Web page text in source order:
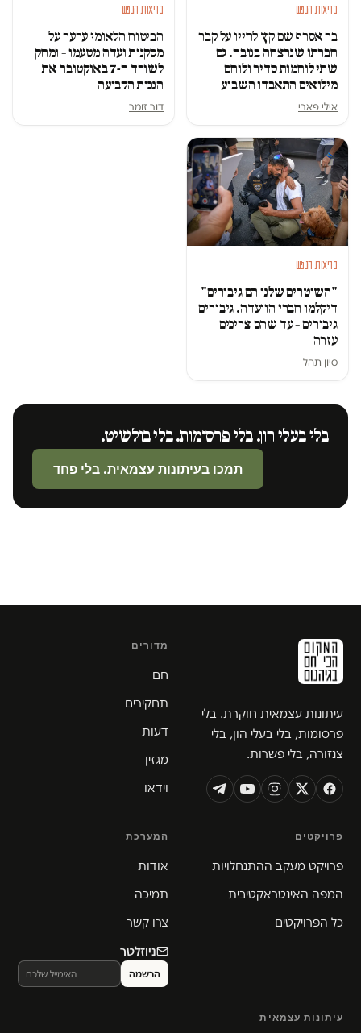
בריאות הנפש
בר אסרף שם קץ לחייו על קבר
חברתו שנרצחה בנובה. גם
שתי לוחמות סדיר ולוחם
מילואים התאבדו השבוע
אילי פארי
בריאות הנפש
הביטוח הלאומי ערער על
מסקנות ועדה מטעמו – ומחק
לשורד ה-7 באוקטובר את
הנכות הקבועה
דור זומר
בריאות הנפש
"השוטרים שלנו הם גיבורים"
דיקלמו חברי הוועדה. גיבורים
גיבורים – עד שהם צריכים
עזרה
סיון תהל
בלי בעלי הון. בלי פרסומות. בלי בולשיט.
תמכו בעיתונות עצמאית. בלי פחד
עיתונות עצמאית חוקרת. בלי
פרסומות, בלי בעלי הון, בלי
צנזורה, בלי פשרות.
מדורים
חם
תחקירים
דעות
מגזין
וידאו
פרויקטים
פרויקט מעקב ההתנחלויות
המפה האינטראקטיבית
כל הפרויקטים
המערכת
אודות
תמיכה
צרו קשר
ניוזלטר
עיתונות עצמאית